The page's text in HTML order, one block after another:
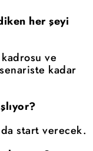
her şeyi
ve
kadar
start verecek.